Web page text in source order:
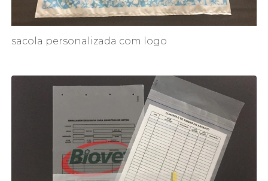
sacola personalizada com logo